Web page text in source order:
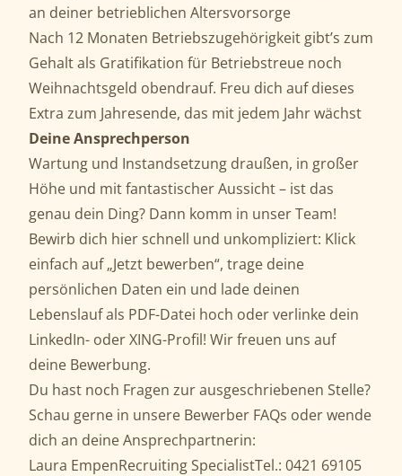
an deiner betrieblichen Altersvorsorge
Nach 12 Monaten Betriebszugehörigkeit gibt’s zum
Gehalt als Gratifikation für Betriebstreue noch
Weihnachtsgeld obendrauf. Freu dich auf dieses
Extra zum Jahresende, das mit jedem Jahr wächst
Deine Ansprechperson
Wartung und Instandsetzung draußen, in großer
Höhe und mit fantastischer Aussicht – ist das
genau dein Ding? Dann komm in unser Team!
Bewirb dich hier schnell und unkompliziert: Klick
einfach auf „Jetzt bewerben“, trage deine
persönlichen Daten ein und lade deinen
Lebenslauf als PDF-Datei hoch oder verlinke dein
LinkedIn- oder XING-Profil! Wir freuen uns auf
deine Bewerbung.
Du hast noch Fragen zur ausgeschriebenen Stelle?
Schau gerne in unsere Bewerber FAQs oder wende
dich an deine Ansprechpartnerin:
Laura EmpenRecruiting SpecialistTel.: 0421 69105